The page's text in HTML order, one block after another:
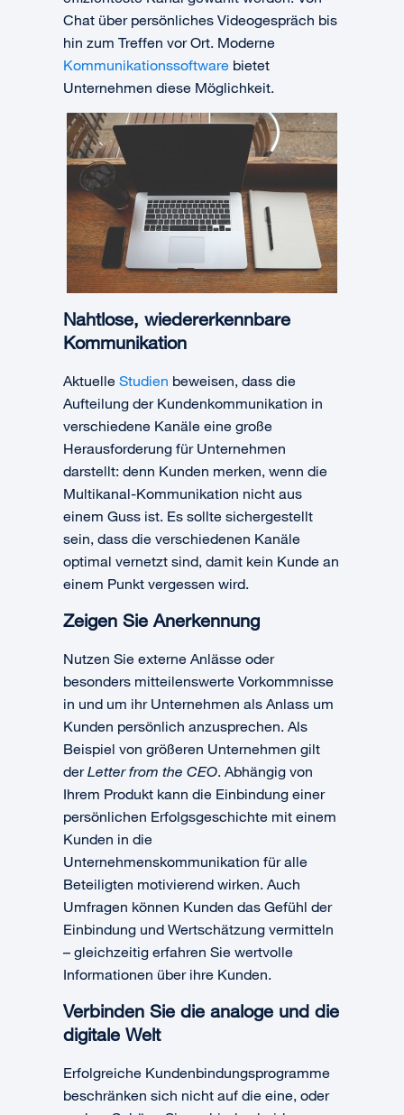
Chat über persönliches Videogespräch bis
hin zum Treffen vor Ort. Moderne
Kommunikationssoftware bietet
Unternehmen diese Möglichkeit.
Nahtlose, wiedererkennbare
Kommunikation
Aktuelle Studien beweisen, dass die
Aufteilung der Kundenkommunikation in
verschiedene Kanäle eine große
Herausforderung für Unternehmen
darstellt: denn Kunden merken, wenn die
Multikanal-Kommunikation nicht aus
einem Guss ist. Es sollte sichergestellt
sein, dass die verschiedenen Kanäle
optimal vernetzt sind, damit kein Kunde an
einem Punkt vergessen wird.
Zeigen Sie Anerkennung
Nutzen Sie externe Anlässe oder
besonders mitteilenswerte Vorkommnisse
in und um ihr Unternehmen als Anlass um
Kunden persönlich anzusprechen. Als
Beispiel von größeren Unternehmen gilt
derLetter from the CEO. Abhängig von
Ihrem Produkt kann die Einbindung einer
persönlichen Erfolgsgeschichte mit einem
Kunden in die
Unternehmenskommunikation für alle
Beteiligten motivierend wirken. Auch
Umfragen können Kunden das Gefühl der
Einbindung und Wertschätzung vermitteln
– gleichzeitig erfahren Sie wertvolle
Informationen über ihre Kunden.
Verbinden Sie die analoge und die
digitale Welt
Erfolgreiche Kundenbindungsprogramme
beschränken sich nicht auf die eine, oder